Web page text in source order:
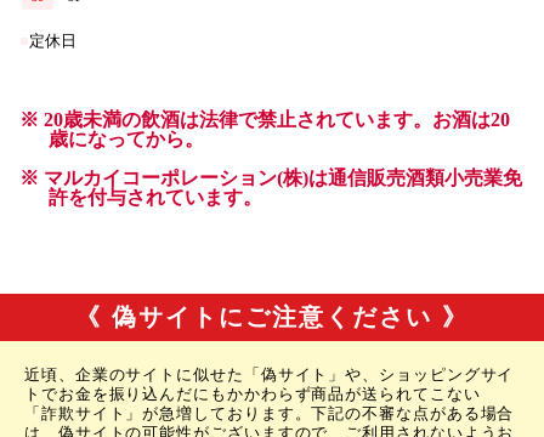
《 偽サイトにご注意ください 》
近頃、企業のサイトに似せた「偽サイト」や、ショッピングサイ
トでお金を振り込んだにもかかわらず商品が送られてこない
「詐欺サイト」が急増しております。下記の不審な点がある場合
は、偽サイトの可能性がございますので、ご利用されないようお